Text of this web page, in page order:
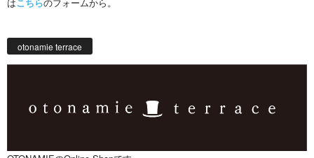
otonamie terrace